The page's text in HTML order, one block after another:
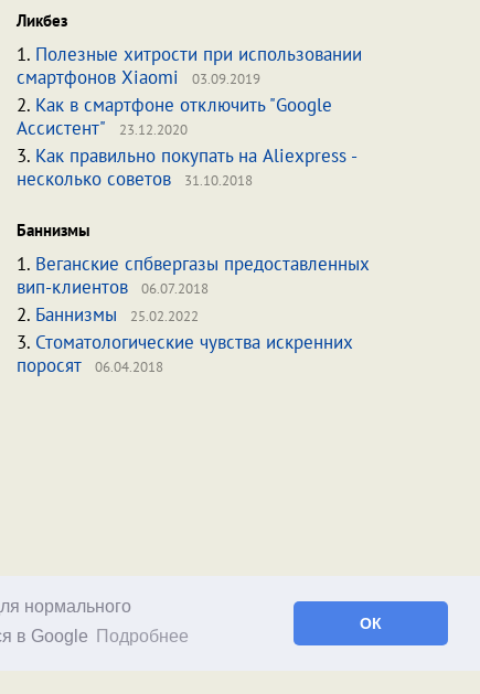
нормального
в Google
Подробнее
ОК
Ликбез
1. Полезные хитрости при использовании
смартфонов Xiaomi
03.09.2019
2. Как в смартфоне отключить "Google
Ассистент"
23.12.2020
3. Как правильно покупать на Aliexpress -
несколько советов
31.10.2018
Баннизмы
1. Веганские спбвергазы предоставленных
вип-клиентов
06.07.2018
2. Баннизмы 25.02.2022
3. Стоматологические чувства искренних
поросят
06.04.2018
RSS блога